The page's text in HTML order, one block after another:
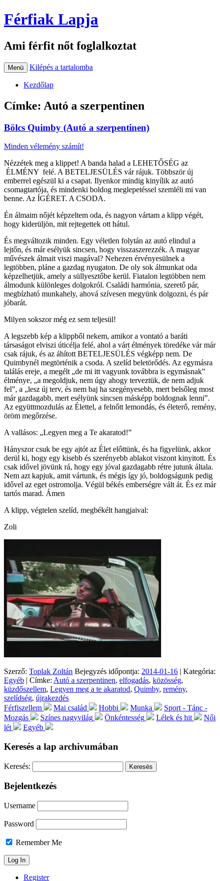
Férfiak Lapja
Ami férfit nőt foglalkoztat
Menü Kilépés a tartalomba
Kezdőlap
Címke: Autó a szerpentinen
Bölcs Quimby (Autó a szerpentinen)
Minden vélemény számít!
Nézzétek meg a klippet! A banda halad a LEHETŐSÉG az
ÉLMÉNY felé. A BETELJESÜLÉS vár rájuk. Többször új
emberrel egészül ki a csapat. Ilyenkor mindig kinyílik az autó
csomagtartója, és mindenki boldog meglepetéssel szemléli mi van
benne. Az ÍGÉRET. A CSODA.
Én álmaim nőjét képzeltem oda, és nagyon vártam a klipp végét,
hogy kiderüljön, mit rejtegettek ott hátul.
És megváltozik minden. Egy véletlen folytán az autó elindul a
lejtőn, és már esélyük sincsen, hogy visszaszerezzék. A magyar
művészek álmait viszi magával? Nehezen érvényesülnek a
legtöbben, pláne a gazdag nyugaton. De oly sok álmunkat oda
képzelhetjük, amely a süllyesztőbe kerül. Fiatalon legtöbben nem
álmodunk különleges dolgokról. Családi harmónia, szerető pár,
megbízható munkahely, ahová szívesen megyünk dolgozni, és pár
jóbarát.
Milyen sokszor még ez sem teljesül!
A legszebb kép a klippből nekem, amikor a vontató a baráti
társaságot elviszi úticélja felé, ahol a várt élmények töredéke vár már
csak rájuk, és az áhított BETELJESÜLÉS végképp nem. De
Quimbynél megtörténik a csoda. A szelíd beletörődés. Az egymásra
találás ereje, a megélt „de mi itt vagyunk továbbra is egymásnak”
élménye, „a megoldjuk, nem úgy ahogy terveztük, de nem adjuk
fel”, a „lesz új terv, és nem baj ha szegényesebb, mert belsőleg most
már gazdagabb, mert esélyünk sincsen másképp boldognak lenni”.
Az együttmozdulás az Élettel, a felnőtt lemondás, és életerő, remény,
öröm megőrzése.
A vallásos: „Legyen meg a Te akaratod!”
Hányszor csuk be egy ajtót az Élet előttünk, és ha figyelünk, akkor
derül ki, hogy egy kisebb és szerényebb ablakot viszont kinyitott. És
csak idővel jövünk rá, hogy egy jóval gazdagabb rétre jutunk általa.
Nem azt kapjuk, amit vártunk, és mégis így jó, boldogságunk pedig
idővel az eget ostromolja. Végül békés emberségre vált át. És ez már
tartós marad. Ámen
A klipp, végtelen szelíd, megbékélt hangjaival:
Zoli
Szerző: Toplak Zoltán Bejegyzés időpontja: 2014-01-16 | Kategória:
Egyéb | Címke: Autó a szerpentinen, elfogadás, közösség,
küzdőszellem, Legyen meg a te akaratod, Quimby, remény,
szelídség, újrakezdés
Férfiszellem
Mai család Hobbi Munka
Sport - Tánc -
Mozgás
Színes nagyvilág Önkéntesség Lélek és hit
Női
lét
Egyéb
Keresés a lap archivumában
Keresés:
Bejelentkezés
Username
Password
Remember Me
Register